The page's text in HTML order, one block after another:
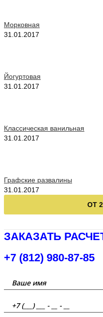
Морковная
31.01.2017
Йогуртовая
31.01.2017
Классическая ванильная
31.01.2017
Графские развалины
31.01.2017
ОТ
ЗАКАЗАТЬ
+7 (812) 980-87-85